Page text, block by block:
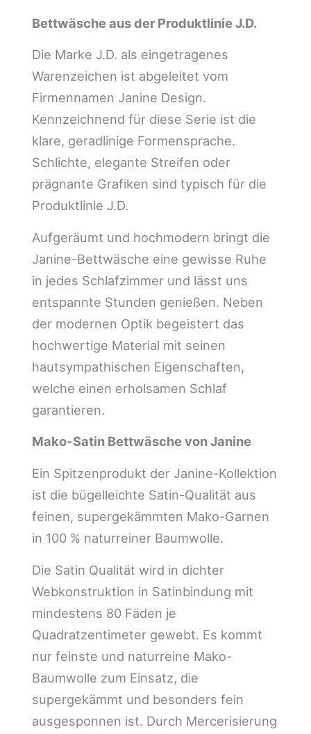
Bettwäsche aus der Produktlinie J.D.
Die Marke J.D. als eingetragenes
Warenzeichen ist abgeleitet vom
Firmennamen Janine Design.
Kennzeichnend für diese Serie ist die
klare, geradlinige Formensprache.
Schlichte, elegante Streifen oder
prägnante Grafiken sind typisch für die
Produktlinie J.D.
Aufgeräumt und hochmodern bringt die
Janine-Bettwäsche eine gewisse Ruhe
in jedes Schlafzimmer und lässt uns
entspannte Stunden genießen. Neben
der modernen Optik begeistert das
hochwertige Material mit seinen
hautsympathischen Eigenschaften,
welche einen erholsamen Schlaf
garantieren.
Mako-Satin Bettwäsche von Janine
Ein Spitzenprodukt der Janine-Kollektion
ist die bügelleichte Satin-Qualität aus
feinen, supergekämmten Mako-Garnen
in 100 % naturreiner Baumwolle.
Die Satin Qualität wird in dichter
Webkonstruktion in Satinbindung mit
mindestens 80 Fäden je
Quadratzentimeter gewebt. Es kommt
nur feinste und naturreine Mako-
Baumwolle zum Einsatz, die
supergekämmt und besonders fein
ausgesponnen ist. Durch Mercerisierung